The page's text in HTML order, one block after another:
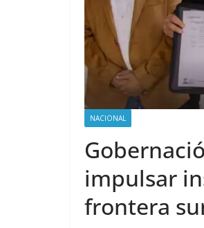
NACIONAL
impulsar
frontera